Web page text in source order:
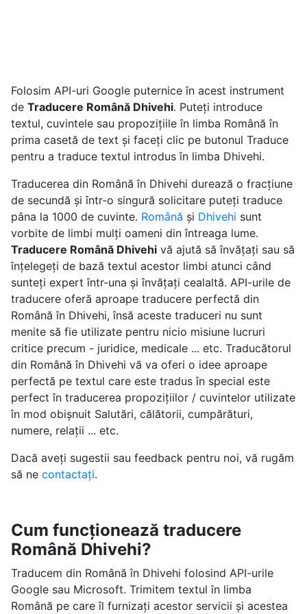
Folosim API-uri Google puternice în acest instrument
de Traducere Română Dhivehi. Puteți introduce
textul, cuvintele sau propozițiile în limba Română în
prima casetă de text și faceți clic pe butonul Traduce
pentru a traduce textul introdus în limba Dhivehi.
Traducerea din Română în Dhivehi durează o fracțiune
de secundă și într-o singură solicitare puteți traduce
pâna la 1000 de cuvinte. Română și Dhivehi sunt
vorbite de limbi mulți oameni din întreaga lume.
Traducere Română Dhivehivă ajută să învățați sau să
înțelegeți de bază textul acestor limbi atunci când
sunteți expert într-una și învățați cealaltă. API-urile de
traducere oferă aproape traducere perfectă din
Română în Dhivehi, însă aceste traduceri nu sunt
menite să fie utilizate pentru nicio misiune lucruri
critice precum - juridice, medicale ... etc. Traducătorul
din Română în Dhivehi vă va oferi o idee aproape
perfectă pe textul care este tradus în special este
perfect în traducerea propozițiilor / cuvintelor utilizate
în mod obișnuit Salutări, călătorii, cumpărături,
numere, relații ... etc.
Dacă aveți sugestii sau feedback pentru noi, vă rugăm
să ne contactați.
Cum funcționează traducere
Română Dhivehi?
Traducem din Română în Dhivehi folosind API-urile
Google sau Microsoft. Trimitem textul în limba
Română pe care îl furnizați acestor servicii și acestea